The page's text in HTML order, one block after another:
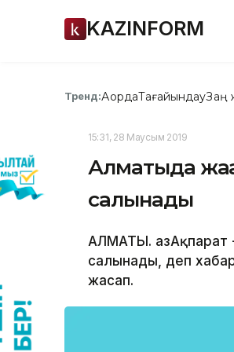
KAZINFORM
Тренд:АқордаТағайындауЗаң
15:31, 28 Маусым 2019
Алматыда
салынады
АЛМАТЫ.
салынады, деп
жасап.